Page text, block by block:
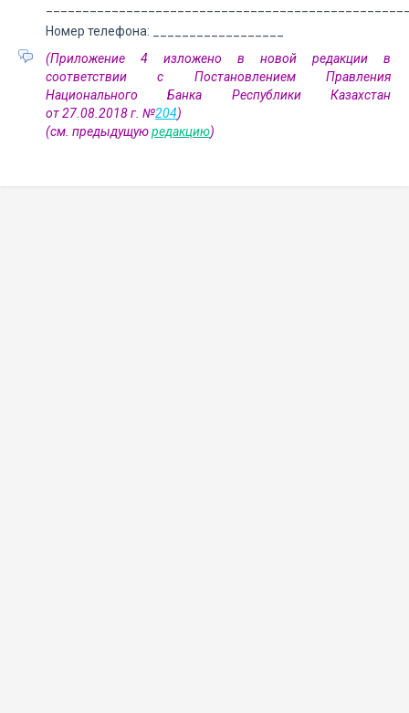
Номер телефона: __________________
(Приложение 4 изложено в новой редакции в
соответствии с Постановлением Правления
Национального Банка Республики Казахстан
от 27.08.2018 г. №204)
(см. предыдущуюредакцию)